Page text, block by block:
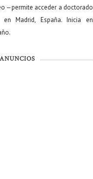
—permite acceder a doctorado
Madrid, España. Inicia en
ANUNCIOS